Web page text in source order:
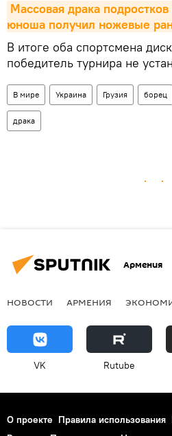
Массовая драка
юноша получил ножевые
В итоге оба спортсмена
победитель турнира не
В мире Украина Грузия борец
драка
Армения
НОВОСТИ АРМЕНИЯ
VK Rutube
О проекте Правила использования